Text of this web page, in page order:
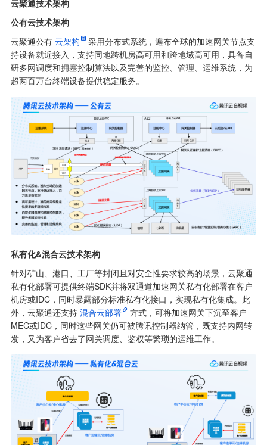
云聚通技术架构
公有云技术架构
云聚通公有 云架构
采用分布式系统，遍布全球的加速网关节点支
持设备就近接入，支持同地跨机房高可用和跨地域高可用，具备自
研多网调度和拥塞控制算法以及完善的监控、管理、运维系统，为
超两百万台终端设备提供稳定服务。
私有化&混合云技术架构
针对矿山、港口、工厂等封闭且对安全性要求较高的场景，云聚通
私有化部署可提供终端SDK并将双通道加速网关私有化部署在客户
机房或IDC，同时暴露部分标准私有化接口，实现私有化集成。此
外，云聚通还支持 混合云部署
方式，可将加速网关下沉至客户
MEC或IDC，同时这些网关仍可被腾讯控制器纳管，既支持内网转
发，又为客户省去了网关调度、鉴权等繁琐的运维工作。